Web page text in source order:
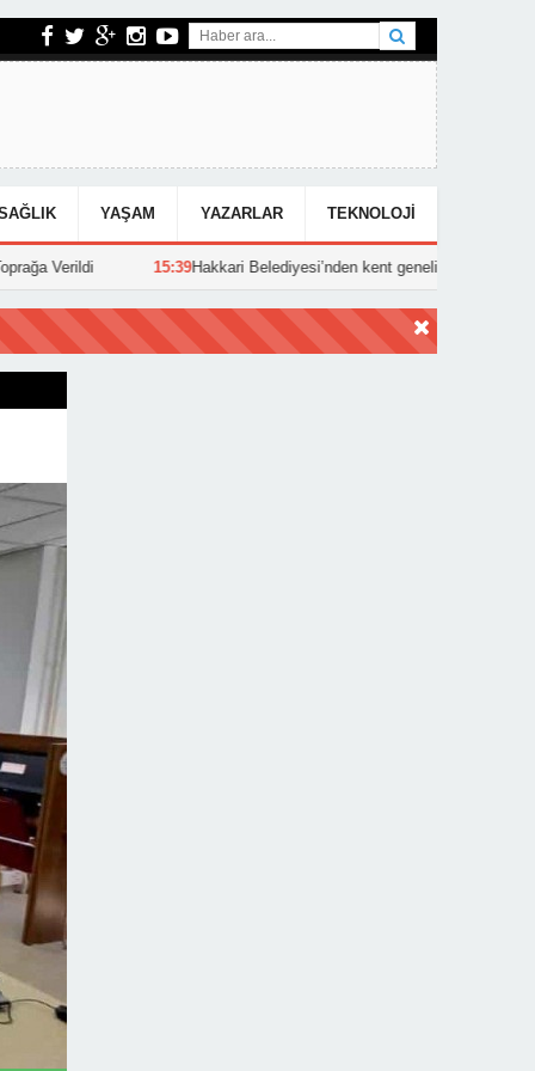
YAŞAM YAZARLAR TEKNOLOJI
15:39 Hakkari Belediyesi’nden kent genelinde yoğun asfalt mesaisi